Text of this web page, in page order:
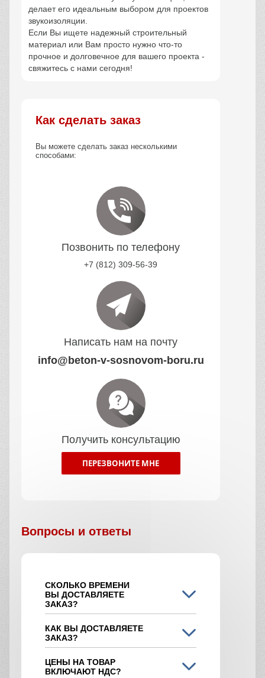
делает его идеальным выбором для проектов
звукоизоляции.
Если Вы ищете надежный строительный
материал или Вам просто нужно что-то
прочное и долговечное для вашего проекта -
свяжитесь с нами сегодня!
Как сделать заказ
Вы можете сделать заказ несколькими
способами:
Позвонить по телефону
+7 (812) 309-56-39
Написать нам на почту
info@beton-v-sosnovom-boru.ru
Получить консультацию
ПЕРЕЗВОНИТЕ МНЕ
Вопросы и ответы
СКОЛЬКО ВРЕМЕНИ
ВЫ ДОСТАВЛЯЕТЕ
ЗАКАЗ?
КАК ВЫ ДОСТАВЛЯЕТЕ
ЗАКАЗ?
ЦЕНЫ НА ТОВАР
ВКЛЮЧАЮТ НДС?